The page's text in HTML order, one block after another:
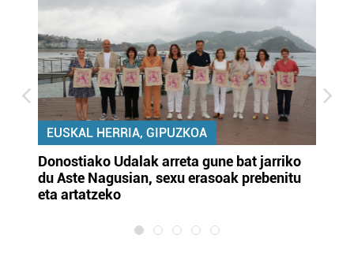
EUSKAL HERRIA, GIPUZKOA
Donostiako Udalak arreta gune bat jarriko
du Aste Nagusian, sexu erasoak prebenitu
eta artatzeko